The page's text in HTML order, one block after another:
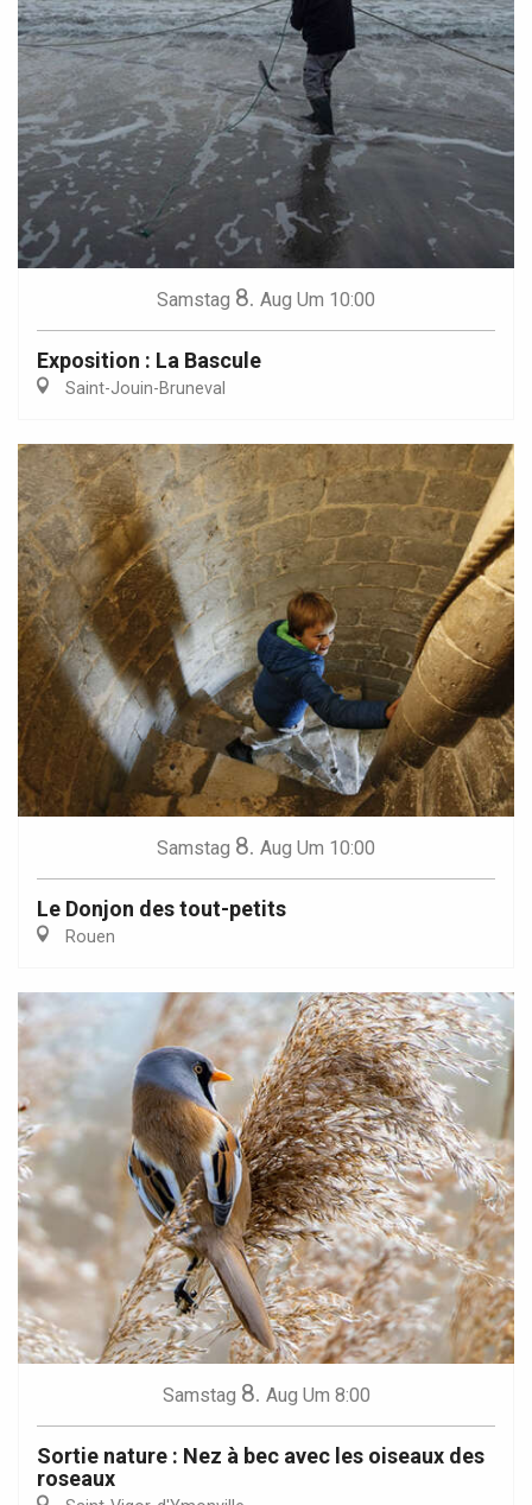
Samstag 8. Aug Um 10:00
Exposition : La Bascule
Saint-Jouin-Bruneval
Samstag 8. Aug Um 10:00
Le Donjon des tout-petits
Rouen
Samstag 8. Aug Um 8:00
Sortie nature : Nez à bec avec les oiseaux des
roseaux